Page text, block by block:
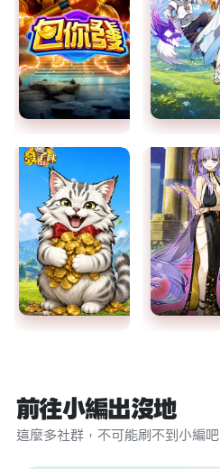
前往小編出沒地
這麼多社群，不可能刷不到小編吧